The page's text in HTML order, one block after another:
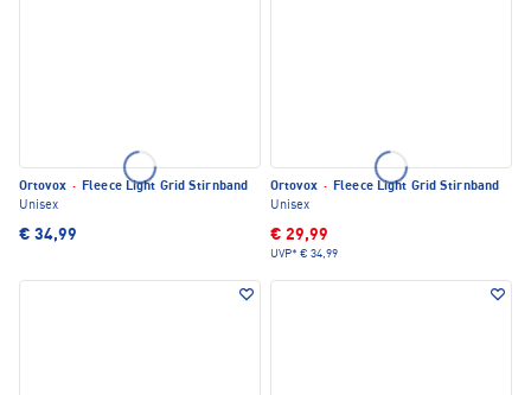
Ortovox · Fleece Light Grid Stirnband
Unisex
€ 34,99
Ortovox · Fleece Light Grid Stirnband
Unisex
€ 29,99
UVP* € 34,99